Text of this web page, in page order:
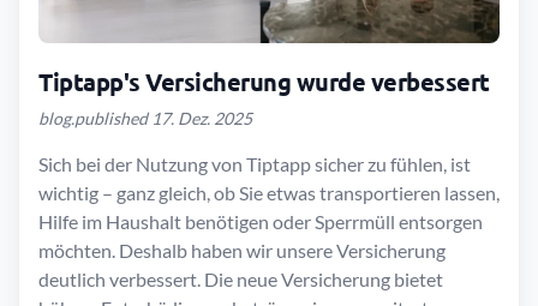
Tiptapp's Versicherung wurde verbessert
blog.published 17. Dez. 2025
Sich bei der Nutzung von Tiptapp sicher zu fühlen, ist
wichtig – ganz gleich, ob Sie etwas transportieren lassen,
Hilfe im Haushalt benötigen oder Sperrmüll entsorgen
möchten. Deshalb haben wir unsere Versicherung
deutlich verbessert. Die neue Versicherung bietet